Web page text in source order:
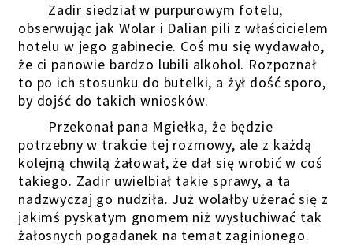
Zadir siedział w purpurowym fotelu,
obserwując jak Wolar i Dalian pili z właścicielem
hotelu w jego gabinecie. Coś mu się wydawało,
że ci panowie bardzo lubili alkohol. Rozpoznał
to po ich stosunku do butelki, a żył dość sporo,
by dojść do takich wniosków.
Przekonał pana Mgiełka, że będzie
potrzebny w trakcie tej rozmowy, ale z każdą
kolejną chwilą żałował, że dał się wrobić w coś
takiego. Zadir uwielbiał takie sprawy, a ta
nadzwyczaj go nudziła. Już wolałby użerać się z
jakimś pyskatym gnomem niż wysłuchiwać tak
żałosnych pogadanek na temat zaginionego.